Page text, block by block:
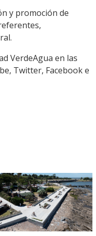
y promoción de
VerdeAgua en las
Twitter, Facebook e